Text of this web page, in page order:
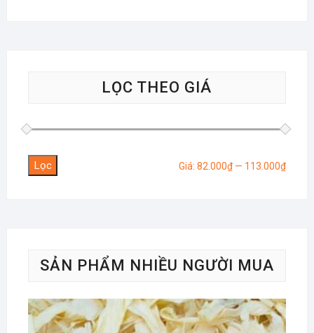
LỌC THEO GIÁ
Giá
Giá
Lọc Giá:82.000₫ — 113.000₫
SẢN PHẨM NHIỀU NGƯỜI MUA